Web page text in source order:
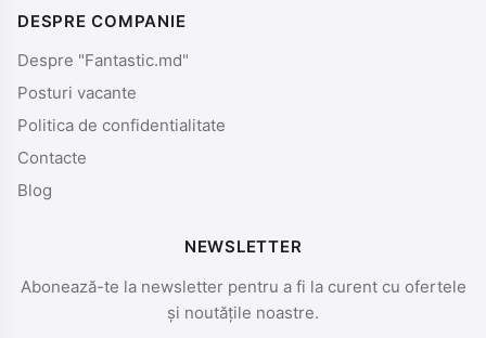
DESPRE COMPANIE
Despre "Fantastic.md"
Posturi vacante
Politica de confidentialitate
Contacte
Blog
NEWSLETTER
Abonează-te la newsletter pentru a fi la curent cu ofertele
și noutățile noastre.